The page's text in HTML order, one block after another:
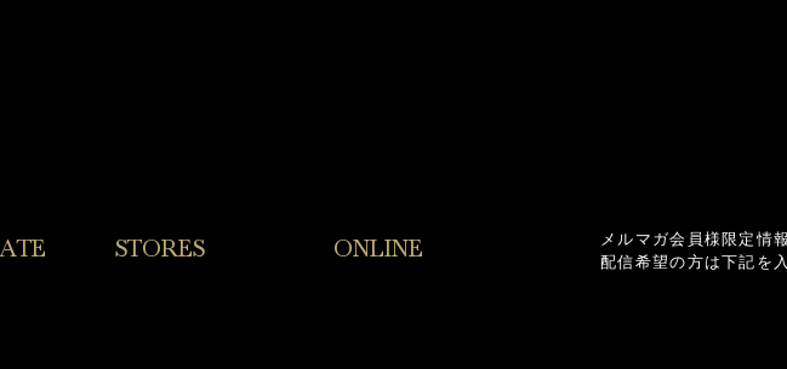
​STORES ONLINE
メルマガ会員様限定情
配信希望の方は下記を